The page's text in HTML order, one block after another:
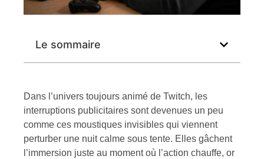
Le sommaire
Dans l’univers toujours animé de Twitch, les
interruptions publicitaires sont devenues un peu
comme ces moustiques invisibles qui viennent
perturber une nuit calme sous tente. Elles gâchent
l’immersion juste au moment où l’action chauffe, or